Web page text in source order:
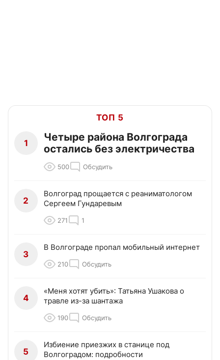
ТОП 5
1
Четыре района Волгограда
остались без электричества
500 Обсудить
2
Волгоград прощается с реаниматологом
Сергеем Гундаревым
271 1
3
В Волгограде пропал мобильный интернет
210 Обсудить
4
«Меня хотят убить»: Татьяна Ушакова о
травле из-за шантажа
190 Обсудить
5
Избиение приезжих в станице под
Волгоградом: подробности